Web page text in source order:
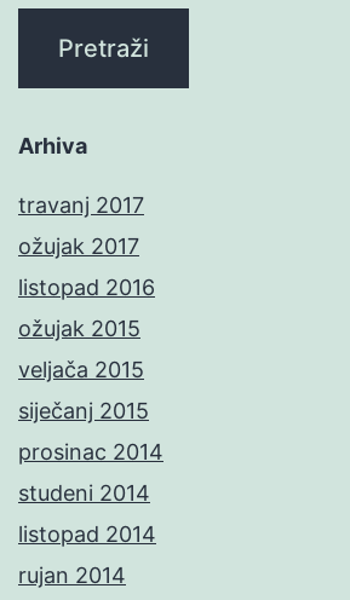
Arhiva
travanj 2017
ožujak 2017
listopad 2016
ožujak 2015
veljača 2015
siječanj 2015
prosinac 2014
studeni 2014
listopad 2014
rujan 2014